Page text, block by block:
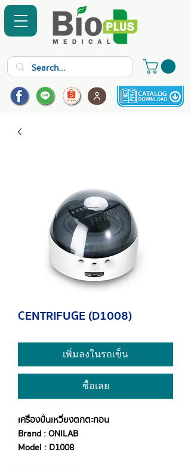
CENTRIFUGE (D1008)
เพิ่มลงในรถเข็น
ซื้อเลย
เครื่องปั่นเหวี่ยงตกตะกอน
Brand : ONILAB
Model : D1008